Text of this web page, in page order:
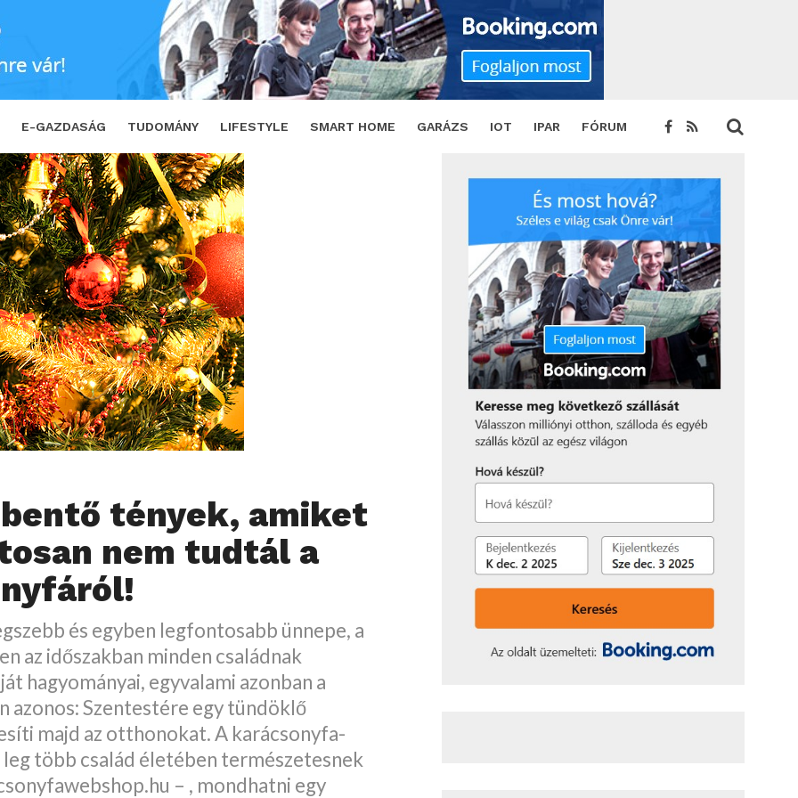
E-GAZDASÁG TUDOMÁNY LIFESTYLE SMART HOME GARÁZS IOT IPAR FÓRUM
nem tudtál a karácsonyfáról! SHARE TWEET
tények, amiket
nem tudtál a
és egyben legfontosabb ünnepe, a
az időszakban minden családnak
hagyományai, egyvalami azonban a
azonos: Szentestére egy tündöklő
majd az otthonokat. A karácsonyfa-
leg több család életében természetesnek
– , mondhatni egy